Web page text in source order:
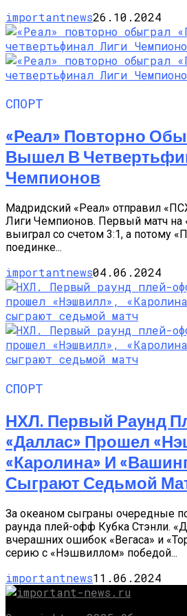
importantnews26.10.2024
СПОРТ
«Реал» Повторно
Вышел В
Чемпионов
Мадридский «Реал» отправил
Лиги Чемпионов. Первый матч на
выиграл со счетом 3:1, а потому
поединке...
importantnews04.06.2024
СПОРТ
НХЛ. Первый Раунд
«Даллас» Прошел
«Каролина» И
Сыграют Седьмой
За океаном сыграны очередные
раунда плей-офф Кубка Стэнли.
вчерашних ошибок «Вегаса» и
серию с «Нэшвиллом» победой...
importantnews11.06.2024